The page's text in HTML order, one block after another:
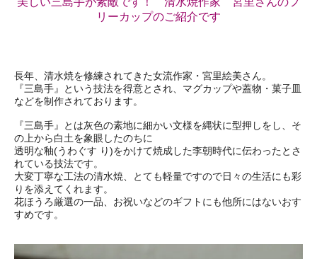
リーカップのご紹介です
長年、清水焼を修練されてきた女流作家・宮里絵美さん。
『三島手』という技法を得意とされ、マグカップや蓋物・菓子皿
などを制作されております。
『三島手』とは灰色の素地に細かい文様を縄状に型押しをし、そ
の上から白土を象眼したのちに
透明な釉(うわぐす り)をかけて焼成した李朝時代に伝わったとさ
れている技法です。
大変丁寧な工法の清水焼、とても軽量ですので日々の生活にも彩
りを添えてくれます。
花ほうろ厳選の一品、お祝いなどのギフトにも他所にはないおす
すめです。